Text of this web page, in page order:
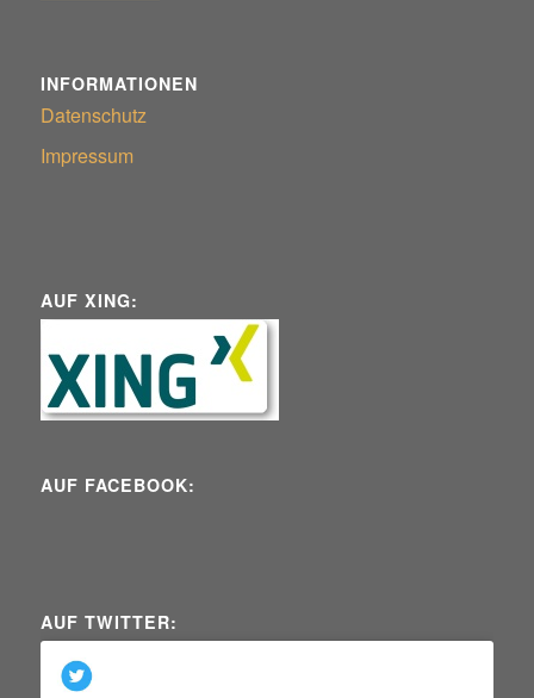
INFORMATIONEN
Datenschutz
Impressum
AUF XING:
AUF FACEBOOK:
AUF TWITTER: